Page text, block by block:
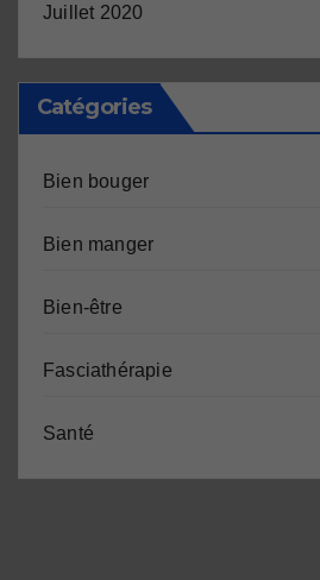
Juillet 2020
Catégories
Bien bouger
Bien manger
Bien-être
Fasciathérapie
Santé